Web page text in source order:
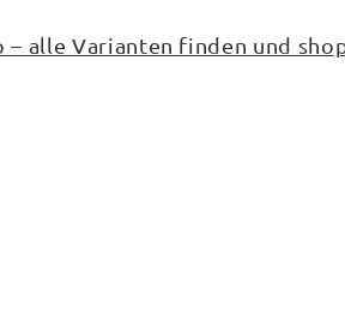
– alle Varianten finden und